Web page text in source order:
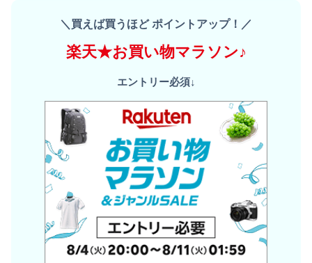
＼買えば買うほど ポイントアップ！／
楽天★お買い物マラソン♪
エントリー必須↓